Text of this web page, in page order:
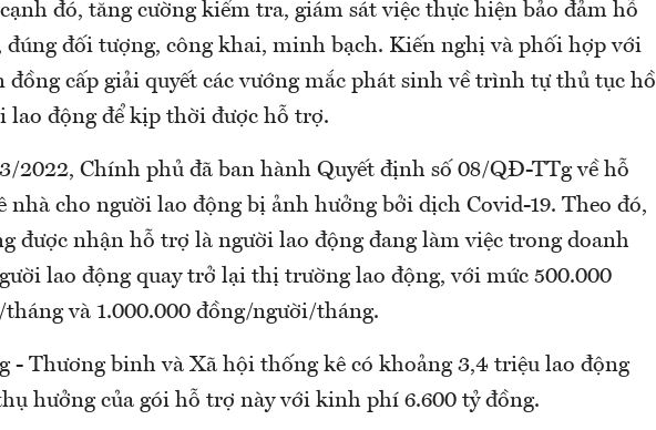
đó, tăng cường kiểm tra, giám sát việc thực hiện bảo đảm hỗ
đối tượng, công khai, minh bạch. Kiến nghị và phối hợp với
đồng cấp giải quyết các vướng mắc phát sinh về trình tự thủ tục hồ
lao động để kịp thời được hỗ trợ.
2022, Chính phủ đã ban hành Quyết định số 08/QĐ-TTg về hỗ
nhà cho người lao động bị ảnh hưởng bởi dịch Covid-19. Theo đó,
được nhận hỗ trợ là người lao động đang làm việc trong doanh
lao động quay trở lại thị trường lao động, với mức 500.000
và 1.000.000 đồng/người/tháng.
- Thương binh và Xã hội thống kê có khoảng 3,4 triệu lao động
hưởng của gói hỗ trợ này với kinh phí 6.600 tỷ đồng.